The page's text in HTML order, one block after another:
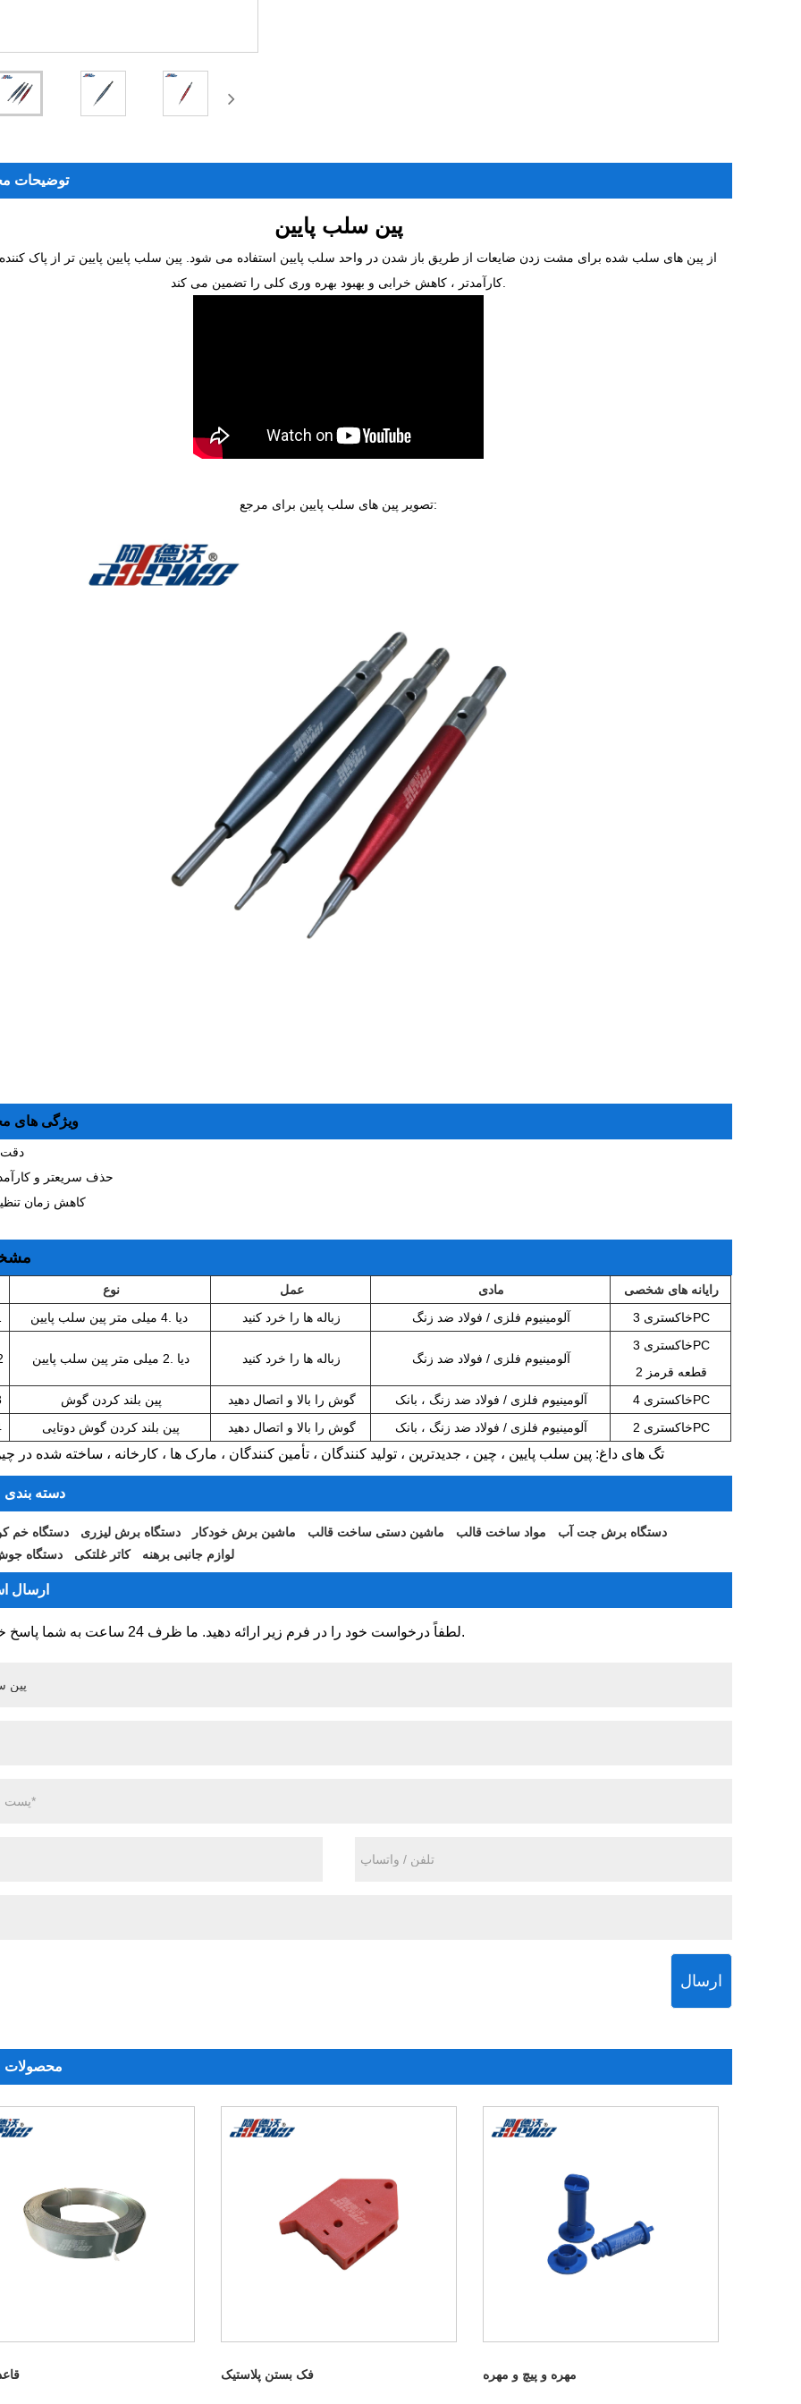
توضیحات
پین سلب پایین
از پین های سلب شده برای مشت زدن ضایعات از طریق باز شدن در واحد سلب پایین استفاده می شود. پین سلب پایین پایین تر از پاک
تصویر پین های سلب پایین برای مرجع:
ویژگی های
کاهش زمان
نوع عمل مادی
رایانه های شخصی
زباله ها را خرد کنید آلومینیوم فلزی / فولاد ضد زنگ خاکستری 3PC
دیا .2 میلی متر پین سلب پایین زباله ها را خرد کنید آلومینیوم فلزی / فولاد ضد زنگ
خاکستری 3PC
2 قطعه قرمز
پین بلند کردن گوش گوش را بالا و اتصال دهید آلومینیوم فلزی / فولاد ضد زنگ ، بانک
خاکستری 4PC
پین بلند کردن گوش دوتایی گوش را بالا و اتصال دهید آلومینیوم فلزی / فولاد ضد زنگ ، بانک خاکستری 2PC
تگ های داغ: پین سلب پایین ، چین ، جدیدترین ، تولید کنندگان ، تأمین کنندگان ، مارک ها ، کارخانه ، ساخته شده در
دسته بندی
دستگاه خم دستگاه برش لیزری ماشین برش خودکار ماشین دستی ساخت قالب مواد ساخت قالب
دستگاه برش جت آب
دستگاه
کاتر غلتکی لوازم جانبی برهنه
ارسال
لطفاً درخواست خود را در فرم زیر ارائه دهید. ما ظرف 24 ساعت به شما پاسخ خواهیم داد.
ارسال
محصولات
فک بستن پلاستیک مهره و پیچ و مهره